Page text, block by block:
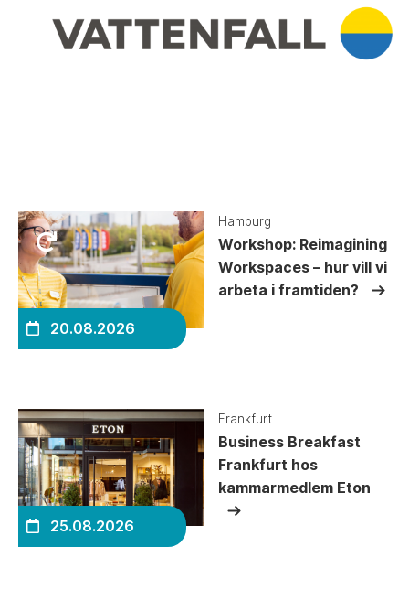
20.08.2026
Hamburg
Workshop: Reimagining
Workspaces – hur vill vi
arbeta i framtiden?
25.08.2026
Frankfurt
Business Breakfast
Frankfurt hos
kammarmedlem Eton